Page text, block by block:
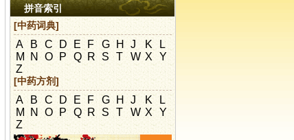
拼音索引
[中药词典]
A B C D E F G H J K
L
M N O P Q R S T W X
Y
Z
[中药方剂]
A B C D E F G H J K
L
M N O P Q R S T W X
Y
Z